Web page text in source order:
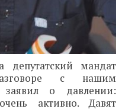
мандат
с нашим
заявил о давлении:
активно. Давят